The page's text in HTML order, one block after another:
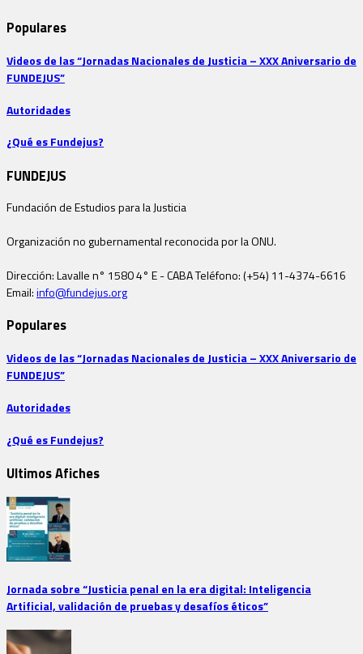
Populares
Videos de las “Jornadas Nacionales de Justicia – XXX Aniversario de
FUNDEJUS”
Autoridades
¿Qué es Fundejus?
FUNDEJUS
Fundación de Estudios para la Justicia
Organización no gubernamental reconocida por la ONU.
Dirección: Lavalle n° 1580 4° E - CABA Teléfono: (+54) 11-4374-6616
Email:info@fundejus.org
Populares
Videos de las “Jornadas Nacionales de Justicia – XXX Aniversario de
FUNDEJUS”
Autoridades
¿Qué es Fundejus?
Ultimos Afiches
Jornada sobre “Justicia penal en la era digital: Inteligencia
Artificial, validación de pruebas y desafíos éticos”